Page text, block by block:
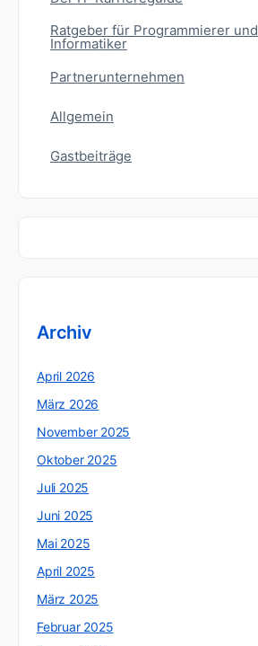
Ratgeber für Programmierer und
Informatiker
Partnerunternehmen
Allgemein
Gastbeiträge
Archiv
April 2026
März 2026
November 2025
Oktober 2025
Juli 2025
Juni 2025
Mai 2025
April 2025
März 2025
Februar 2025